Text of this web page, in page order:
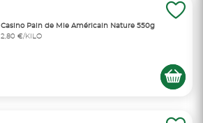
Casino Pain de Mie Américain Nature 550g
2,80 €/KILO